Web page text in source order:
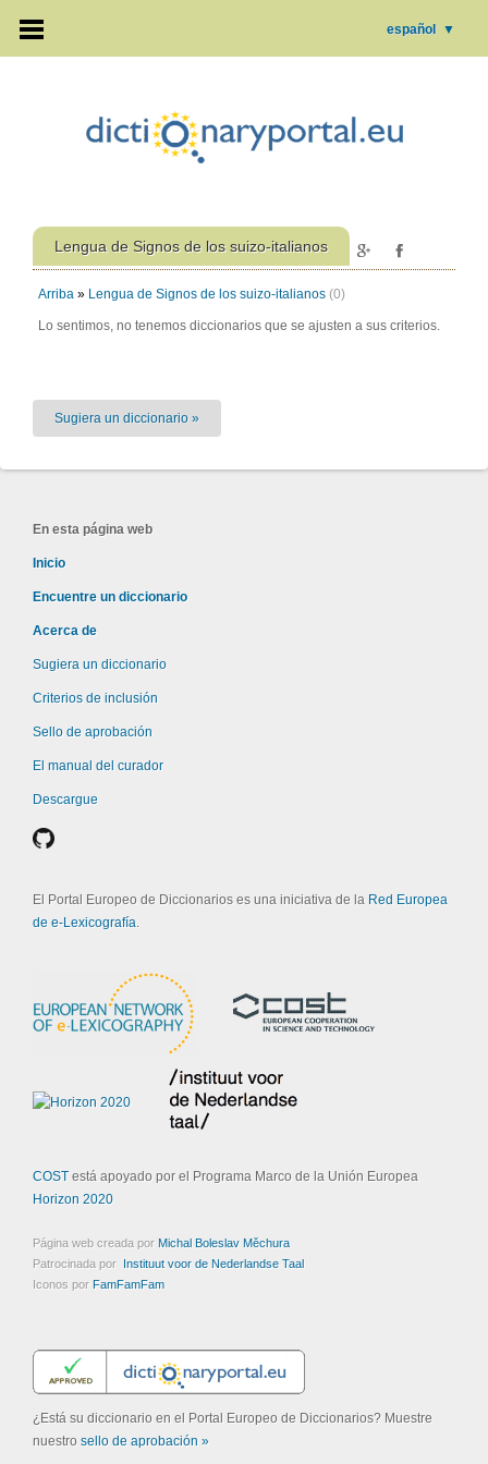
español ▼
Lengua de Signos de los suizo-italianos
Arriba » Lengua de Signos de los suizo-italianos (0)
Lo sentimos, no tenemos diccionarios que se ajusten a sus criterios.
Sugiera un diccionario »
En esta página web
Inicio
Encuentre un diccionario
Acerca de
Sugiera un diccionario
Criterios de inclusión
Sello de aprobación
El manual del curador
Descargue
El Portal Europeo de Diccionarios es una iniciativa de la Red Europea
de e-Lexicografía.
COSTestá apoyado por el Programa Marco de la Unión Europea
Horizon 2020
Página web creada por Michal Boleslav Měchura
Patrocinada por Instituut voor de Nederlandse Taal
Iconos por FamFamFam
¿Está su diccionario en el Portal Europeo de Diccionarios? Muestre
nuestro sello de aprobación »